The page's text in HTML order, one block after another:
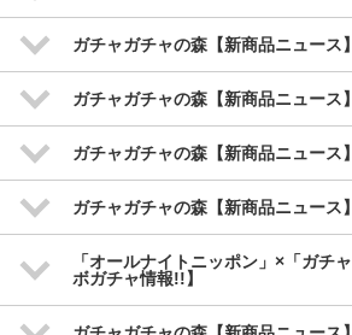
ガチャガチャの森【新商品ニュース】
ガチャガチャの森【新商品ニュース】
ガチャガチャの森【新商品ニュース】
ガチャガチャの森【新商品ニュース】
「オールナイトニッポン」×「ガチ
ボガチャ情報!!】